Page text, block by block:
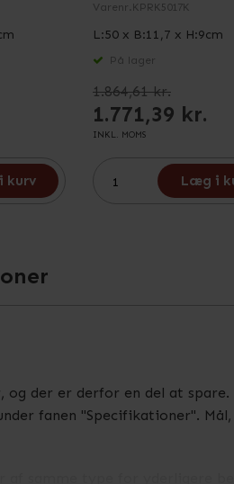
kurv
Varenr. KPRK5017K
L:50 x B:11,7 x H:9cm
På lager
1.864,61 kr.
1.771,39 kr.
INKL. MOMS
Læg i
der er derfor en del at
fanen "Specifikationer".